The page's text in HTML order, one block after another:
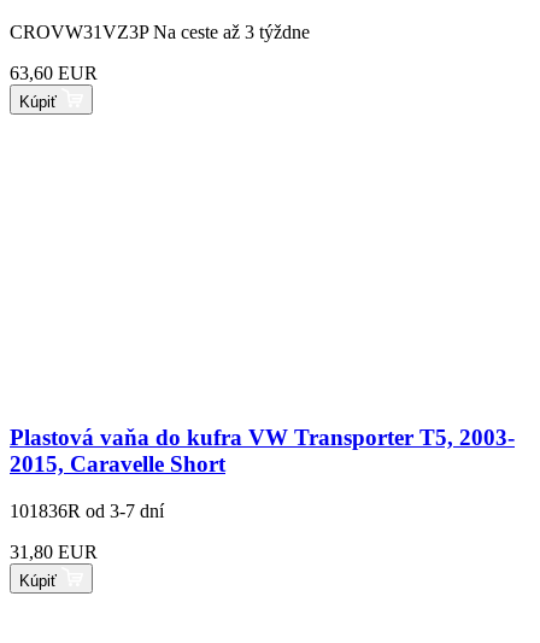
CROVW31VZ3P Na ceste až 3 týždne
63,60 EUR
Kúpiť
Plastová vaňa do kufra VW Transporter T5, 2003-
2015, Caravelle Short
101836R od 3-7 dní
31,80 EUR
Kúpiť